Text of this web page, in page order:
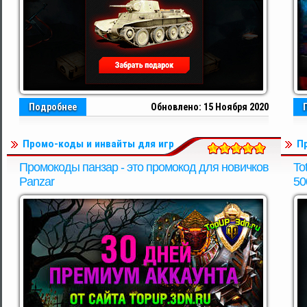
Обновлено: 15 Ноября 2020
Подробнее
Промо-коды и инвайты для игр
Промокоды панзар - это промокод для новичков
Panzar